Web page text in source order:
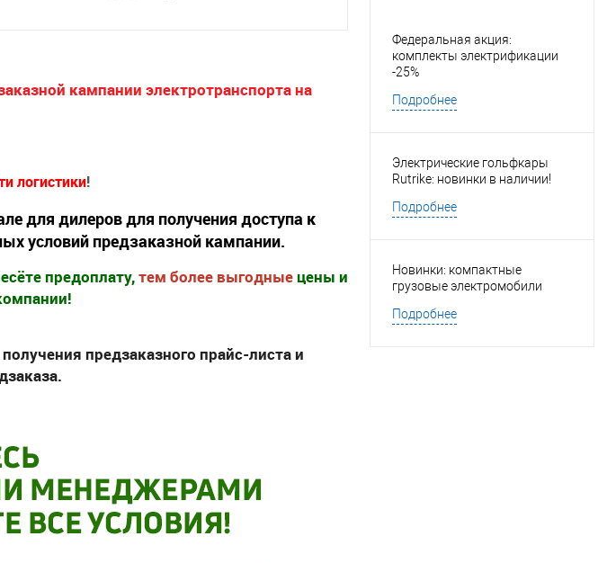
кампании электротранспорта на
логистики!
для дилеров для получения доступа к
условий предзаказной кампании.
предоплату,тем более выгодныецены и
предзаказного прайс-листа и
Федеральная акция:
комплекты электрификации
-25%
Подробнее
Электрические гольфкары
Rutrike: новинки в наличии!
Подробнее
Новинки: компактные
грузовые электромобили
Подробнее